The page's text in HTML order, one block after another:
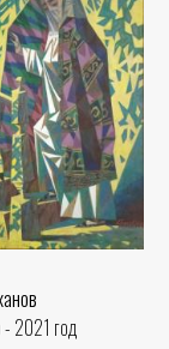
- 2021 год